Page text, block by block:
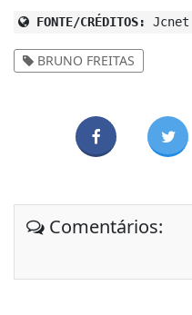
FONTE/CRÉDITOS: Jcnet
BRUNO FREITAS
Comentários: